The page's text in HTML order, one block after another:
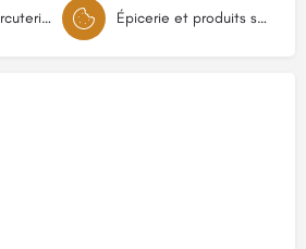
Viandes et charcuteries Épicerie et produits secs